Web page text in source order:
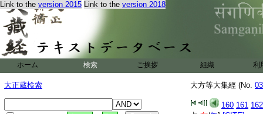
Link to the version 2015 Link to the version 2018
ホーム 検索 ご挨拶 組織 利
大正蔵検索 大方等大集經 (No.
160 161 162
即是眞實觀入出息
諸佛境界不可思議
24
天王白佛
處。我等要當隨侍
品第四
爾時頻婆娑羅王白
支佛等修行法行。
惡事。世尊。菩薩
四姓供養恭敬。得